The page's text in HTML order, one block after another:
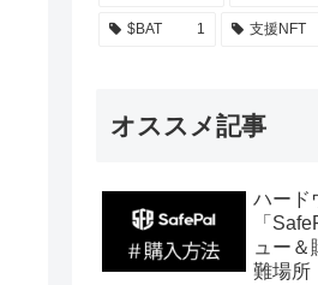
$BAT 1 支援NFT
オススメ記事
ハード
「
ュー
難場所